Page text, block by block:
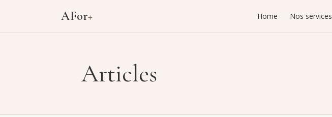
AFor+ Home Nos services
Articles